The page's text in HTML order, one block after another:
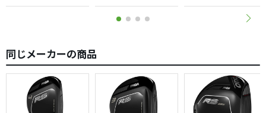
同じメーカーの商品